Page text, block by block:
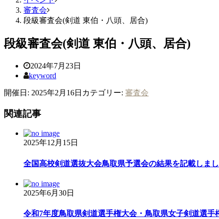
審査会
段級審査会(剣道 東伯・八頭、居合)
段級審査会(剣道 東伯・八頭、居合)
2024年7月23日
keyword
開催日: 2025年2月16日 カテゴリー: 審査会
関連記事
2025年12月15日
全国高校剣道選抜大会鳥取県予選会の結果を記載しまし
2025年6月30日
令和7年度鳥取県剣道選手権大会・鳥取県女子剣道選手